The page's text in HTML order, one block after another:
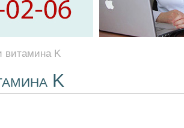
витамина K
K